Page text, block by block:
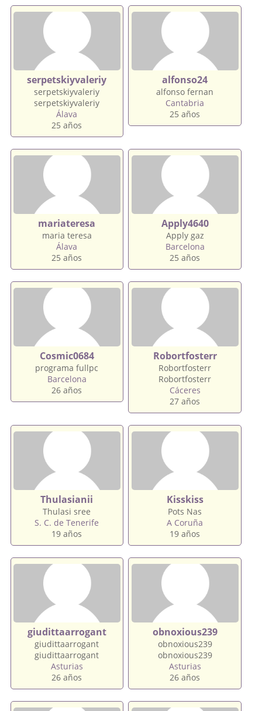
serpetskiyvaleriy
serpetskiyvaleriy
serpetskiyvaleriy
Álava
25 años
alfonso24
alfonso fernan
Cantabria
25 años
mariateresa
maria teresa
Álava
25 años
Apply4640
Apply gaz
Barcelona
25 años
Cosmic0684
programa fullpc
Barcelona
26 años
Robortfosterr
Robortfosterr
Robortfosterr
Cáceres
27 años
Thulasianii
Thulasi sree
S. C. de Tenerife
19 años
Kisskiss
Pots Nas
A Coruña
19 años
giudittaarrogant
giudittaarrogant
giudittaarrogant
Asturias
26 años
obnoxious239
obnoxious239
obnoxious239
Asturias
26 años